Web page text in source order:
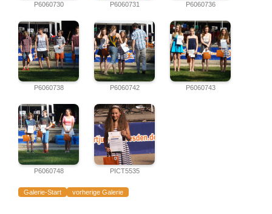
P6060730 P6060731 P6060736
P6060738 P6060742 P6060743
P6060748 PICT5535
Galerie-Start vorherige Galerie